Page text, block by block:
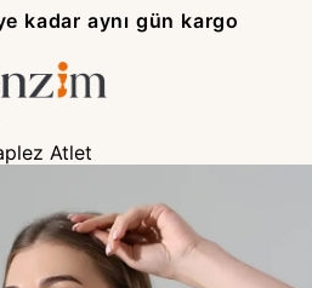
kadar aynı gün kargo
Atlet